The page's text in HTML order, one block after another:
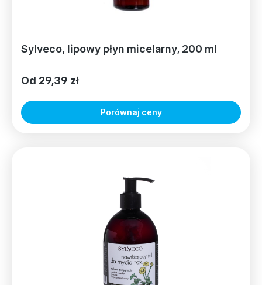
Sylveco, lipowy płyn micelarny, 200 ml
Od 29,39 zł
Porównaj ceny